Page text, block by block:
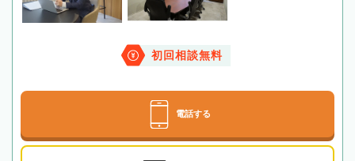
初回相談無料
電話する